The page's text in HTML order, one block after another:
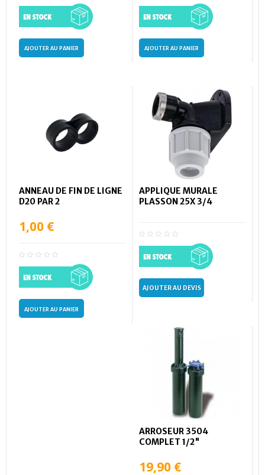
AJOUTER AU PANIER AJOUTER AU PANIER
ANNEAU DE FIN DE LIGNE
D20 PAR 2
1,00 €
AJOUTER AU PANIER
APPLIQUE MURALE
PLASSON 25X 3/4
AJOUTER AU DEVIS
ARROSEUR 3504
COMPLET 1/2"
19,90 €